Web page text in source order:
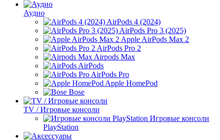
Аудио
AirPods 4 (2024)
AirPods Pro 3 (2025)
Apple AirPods Max 2
AirPods Pro 2
Airpods Max
AirPods
AirPods Pro
Apple HomePod
Bose
TV / Игровые консоли
Игровые консоли
PlayStation